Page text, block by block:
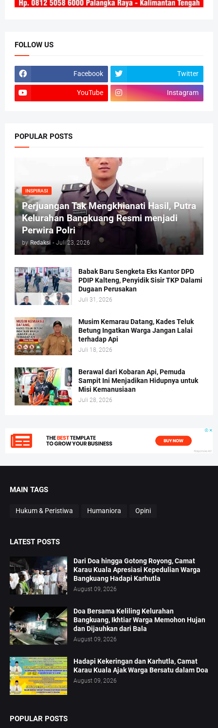
FOLLOW US
Facebook Twitter
YouTube Instagram
POPULAR POSTS
INSPIRASI
Perjuangan Tak Mengkhianati Hasil, Putra
Kelurahan Bangkuang Resmi menjadi
Perwira Polri
by Redaksi - Juli 23, 2026
Babak Baru Sengketa Eks Kantor DPD
PDIP Kalteng, Penyidik Sisir TKP Dalami
Dugaan Perusakan
Juli 31, 2026
Musim Kemarau Datang, Kades Teluk
Betung Ingatkan Warga Jangan Lalai
terhadap Api
Juli 18, 2026
Berawal dari Kobaran Api, Pemuda
Sampit Ini Menjadikan Hidupnya untuk
Misi Kemanusiaan
Juli 28, 2026
MAIN TAGS
Hukum & Peristiwa Humaniora Opini
LATEST POSTS
Dari Doa hingga Gotong Royong, Camat
Karau Kuala Apresiasi Kepedulian Warga
Bangkuang Hadapi Karhutla
August 09, 2026
Doa Bersama Keliling Kelurahan
Bangkuang, Ikhtiar Warga Memohon Hujan
dan Dijauhkan dari Bala
August 09, 2026
Hadapi Kekeringan dan Karhutla, Camat
Karau Kuala Ajak Warga Bersatu dalam Doa
August 09, 2026
POPULAR POSTS